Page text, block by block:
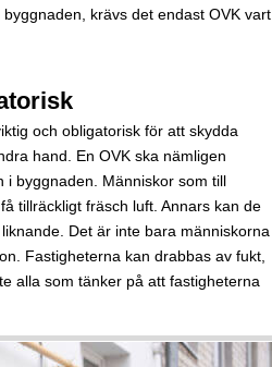
krävs det endast OVK vart
och obligatorisk för att skydda
hand. En OVK ska nämligen
i byggnaden. Människor som till
tillräckligt fräsch luft. Annars kan de
Det är inte bara människorna
Fastigheterna kan drabbas av fukt,
alla som tänker på att fastigheterna